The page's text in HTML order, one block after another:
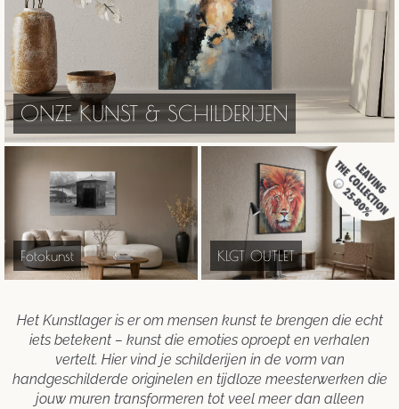
ONZE KUNST & SCHILDERIJEN
Fotokunst KLGT OUTLET
Het Kunstlager is er om mensen kunst te brengen die echt
iets betekent – kunst die emoties oproept en verhalen
vertelt. Hier vind je schilderijen in de vorm van
handgeschilderde originelen en tijdloze meesterwerken die
jouw muren transformeren tot veel meer dan alleen